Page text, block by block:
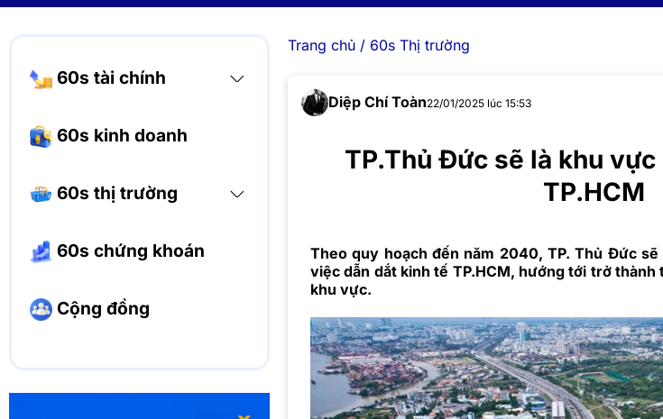
60s tài chính
60s kinh doanh
60s thị trường
60s chứng khoán
Cộng đồng
Trang chủ/ 60s Thị trường
Diệp Chí Toàn22/01/2025 lúc 15:53
TP.Thủ Đức sẽ là khu
TP.HCM
Theo quy hoạch đến năm 2040, TP. Thủ Đức
việc dẫn dắt kinh tế TP.HCM, hướng tới trở
khu vực.